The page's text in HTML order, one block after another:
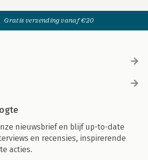
Gratis verzending vanaf €20
nieuwsbrief en blijf up-to-date
en recensies, inspirerende
acties.